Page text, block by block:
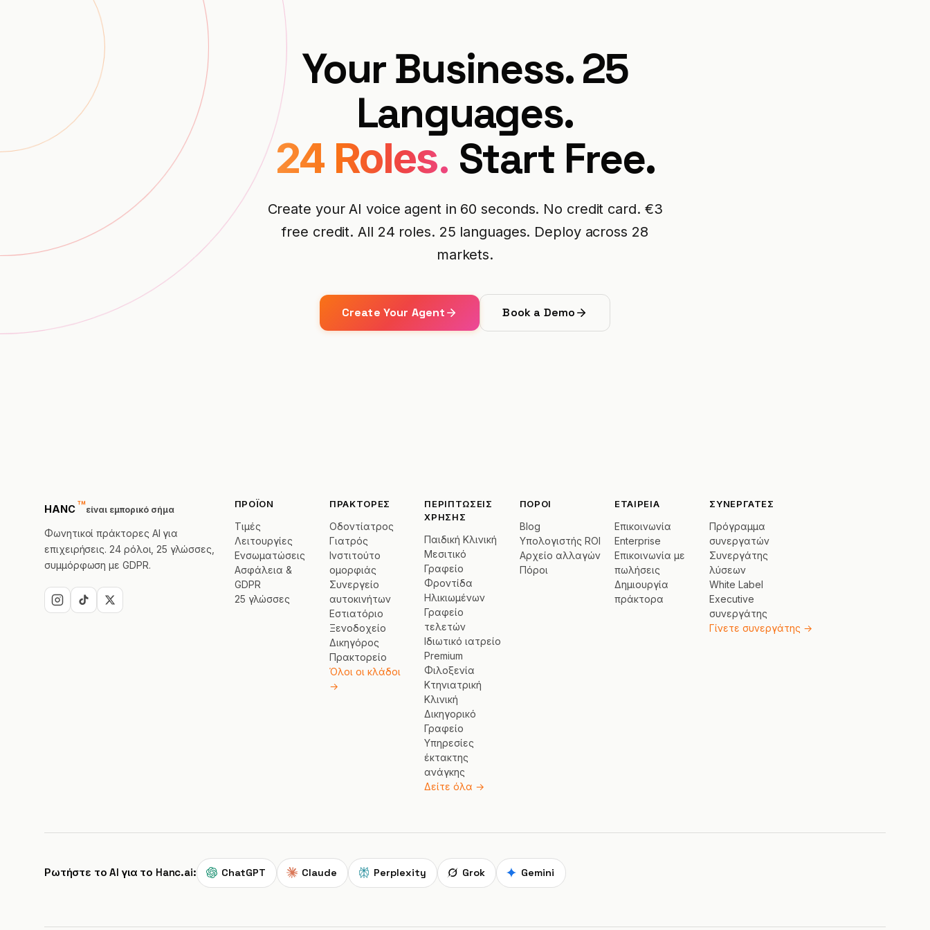
Your Business. 25
Languages.
24 Roles. Start Free.
Create your AI voice agent in 60 seconds. No credit card. €3
free credit. All 24 roles. 25 languages. Deploy across 28
markets.
Create Your Agent Book a Demo
HANC™
trademarkείναι εμπορικό σήμα
Φωνητικοί πράκτορες AI για
επιχειρήσεις. 24 ρόλοι, 25 γλώσσες,
συμμόρφωση με GDPR.
ΠΡΟΪΌΝ
Τιμές
Λειτουργίες
Ενσωματώσεις
Ασφάλεια &
GDPR
25 γλώσσες
ΠΡΆΚΤΟΡΕΣ
Οδοντίατρος
Γιατρός
Ινστιτούτο
ομορφιάς
Συνεργείο
αυτοκινήτων
Εστιατόριο
Ξενοδοχείο
Δικηγόρος
Πρακτορείο
Όλοι οι κλάδοι
→
ΠΕΡΙΠΤΏΣΕΙΣ
ΧΡΉΣΗΣ
Παιδική Κλινική
Μεσιτικό
Γραφείο
Φροντίδα
Ηλικιωμένων
Γραφείο
τελετών
Ιδιωτικό ιατρείο
Premium
Φιλοξενία
Κτηνιατρική
Κλινική
Δικηγορικό
Γραφείο
Υπηρεσίες
έκτακτης
ανάγκης
Δείτε όλα →
ΠΌΡΟΙ
Blog
Υπολογιστής ROI
Αρχείο αλλαγών
Πόροι
ΕΤΑΙΡΕΊΑ
Επικοινωνία
Enterprise
Επικοινωνία με
πωλήσεις
Δημιουργία
πράκτορα
ΣΥΝΕΡΓΆΤΕΣ
Πρόγραμμα
συνεργατών
Συνεργάτης
λύσεων
White Label
Executive
συνεργάτης
Γίνετε συνεργάτης →
Ρωτήστε το AI για το Hanc.ai: ChatGPT Claude Perplexity Grok Gemini